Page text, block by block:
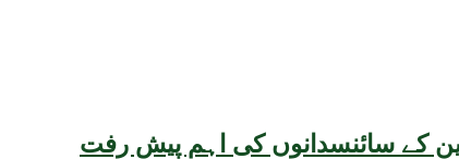
چین کے سائنسدانوں کی اہم پیش رفت